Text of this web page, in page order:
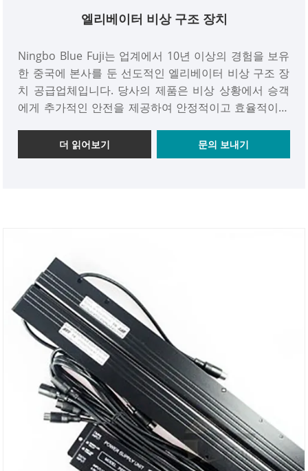
엘리베이터 비상 구조 장치
Ningbo Blue Fuji는 업계에서 10년 이상의 경험을 보유
한 중국에 본사를 둔 선도적인 엘리베이터 비상 구조 장
치 공급업체입니다. 당사의 제품은 비상 상황에서 승객
에게 추가적인 안전을 제공하여 안정적이고 효율적이며
리의 장치는 엘리베이터 카에 갇힌 사람들이 신속하고
안전하게 빠져나갈 수 있도록 돕기 위해 특별히 설계되
더 읽어보기 문의 보내기